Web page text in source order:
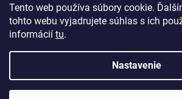
Tento web používa súbory cookie.
tohto webu vyjadrujete súhlas s ich
informácií tu.
Nastavenie